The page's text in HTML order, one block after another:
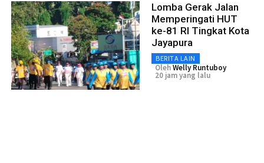
Lomba Gerak Jalan
Memperingati HUT
ke-81 RI Tingkat Kota
Jayapura
BERITA LAIN
OlehWelly Runtuboy
20 jam yang lalu